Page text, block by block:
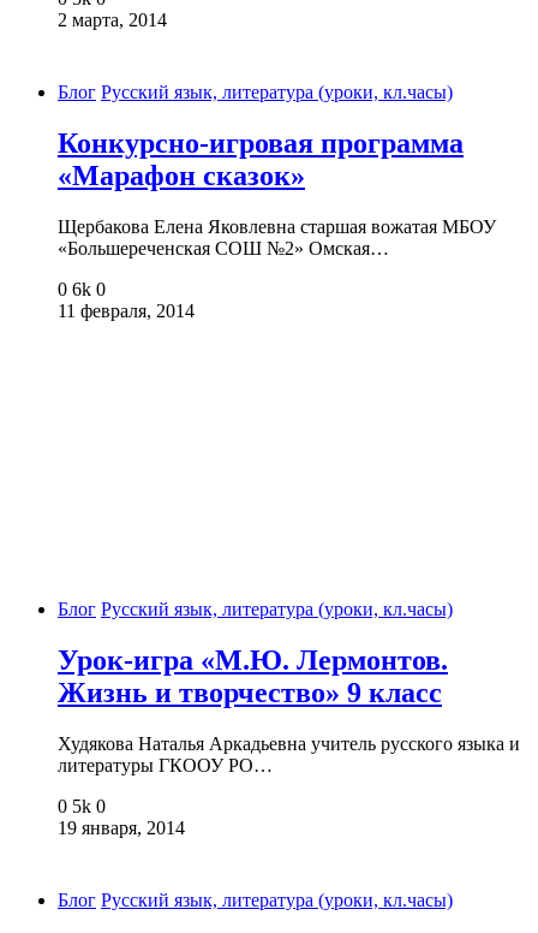
2 марта, 2014
Блог Русский язык, литература (уроки, кл.часы)
Конкурсно-игровая программа
«Марафон сказок»
Щербакова Елена Яковлевна старшая вожатая МБОУ
«Большереченская СОШ №2» Омская…
0 6k 0
11 февраля, 2014
Блог Русский язык, литература (уроки, кл.часы)
Урок-игра «М.Ю. Лермонтов.
Жизнь и творчество» 9 класс
Худякова Наталья Аркадьевна учитель русского языка и
литературы ГКООУ РО…
0 5k 0
19 января, 2014
Блог Русский язык, литература (уроки, кл.часы)